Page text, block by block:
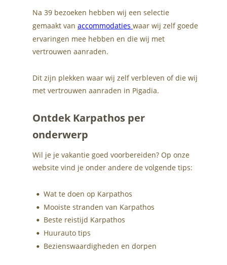
Na 39 bezoeken hebben wij een selectie
gemaakt van accommodaties waar wij zelf goede
ervaringen mee hebben en die wij met
vertrouwen aanraden.
Dit zijn plekken waar wij zelf verbleven of die wij
met vertrouwen aanraden in Pigadia.
Ontdek Karpathos per
onderwerp
Wil je je vakantie goed voorbereiden? Op onze
website vind je onder andere de volgende tips:
• Wat te doen op Karpathos
• Mooiste stranden van Karpathos
• Beste reistijd Karpathos
• Huurauto tips
• Bezienswaardigheden en dorpen